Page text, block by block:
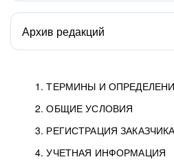
1. ТЕРМИНЫ И
2. ОБЩИЕ УСЛОВИЯ
3. РЕГИСТРАЦИЯ
4. УЧЕТНАЯ ИНФОРМАЦИЯ
Архив редакций